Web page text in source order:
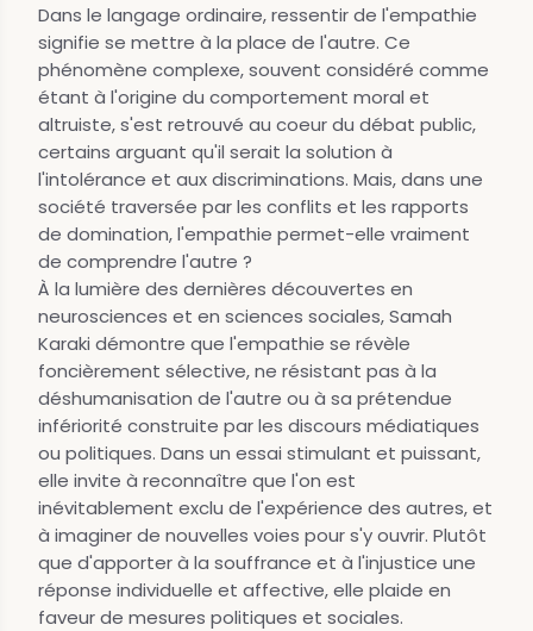
Dans le langage ordinaire, ressentir de l'empathie
signifie se mettre à la place de l'autre. Ce
phénomène complexe, souvent considéré comme
étant à l'origine du comportement moral et
altruiste, s'est retrouvé au coeur du débat public,
certains arguant qu'il serait la solution à
l'intolérance et aux discriminations. Mais, dans une
société traversée par les conflits et les rapports
de domination, l'empathie permet-elle vraiment
de comprendre l'autre ?
À la lumière des dernières découvertes en
neurosciences et en sciences sociales, Samah
Karaki démontre que l'empathie se révèle
foncièrement sélective, ne résistant pas à la
déshumanisation de l'autre ou à sa prétendue
infériorité construite par les discours médiatiques
ou politiques. Dans un essai stimulant et puissant,
elle invite à reconnaître que l'on est
inévitablement exclu de l'expérience des autres, et
à imaginer de nouvelles voies pour s'y ouvrir. Plutôt
que d'apporter à la souffrance et à l'injustice une
réponse individuelle et affective, elle plaide en
faveur de mesures politiques et sociales.